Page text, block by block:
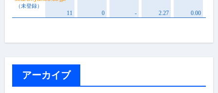
アーカイブ